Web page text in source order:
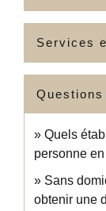
Services
Quels
personne
Sans
obtenir une